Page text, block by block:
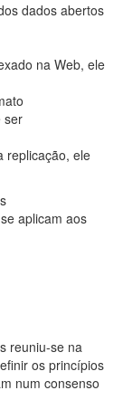
dados abertos
na Web, ele
ser
replicação, ele
aplicam aos
reuniu-se na
os princípios
num consenso